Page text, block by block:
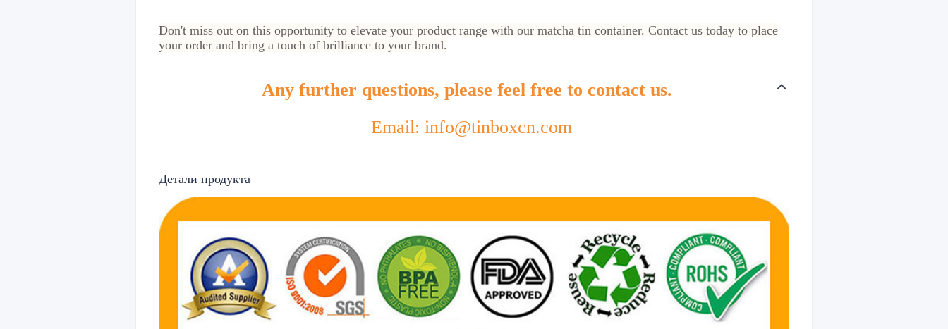
Don't miss out on this opportunity to elevate your product range with our matcha tin container. Contact us today to place
your order and bring a touch of brilliance to your brand.
Any further questions, please feel free to contact us.
Email: info@tinboxcn.com
Детали продукта